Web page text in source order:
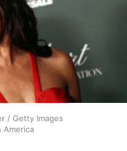
/ Getty Images
America